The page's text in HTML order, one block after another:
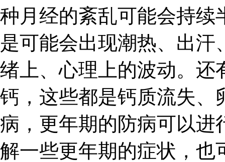
种月经的紊乱可能会持续
是可能会出现潮热、出
绪上、心理上的波动。还
钙，这些都是钙质流失、
病，更年期的防病可以进
解一些更年期的症状，也